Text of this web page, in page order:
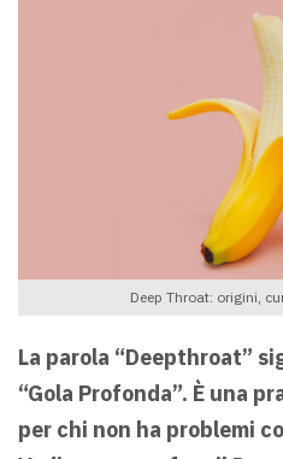
Deep Throat: origini,
La parola “Deepthroat”
“Gola Profonda”. È una
per chi non ha problemi